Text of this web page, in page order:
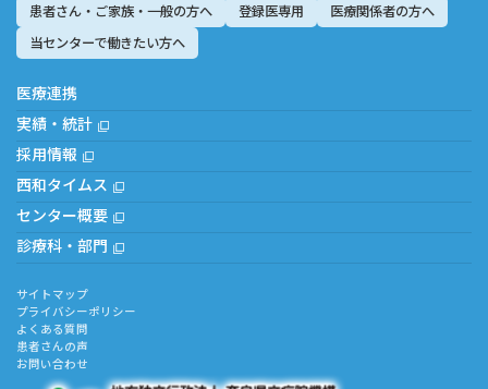
患者さん・ご家族・一般の方へ 登録医専用
医療関係者の方へ
当センターで働きたい方へ
医療連携
実績・統計
採用情報
西和タイムス
センター概要
診療科・部門
サイトマップ
プライバシーポリシー
よくある質問
患者さんの声
お問い合わせ